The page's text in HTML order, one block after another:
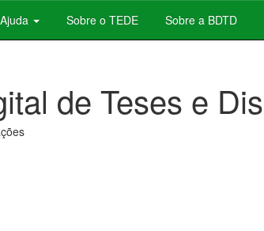
Ajuda Sobre o TEDE Sobre a BDTD
de Teses e